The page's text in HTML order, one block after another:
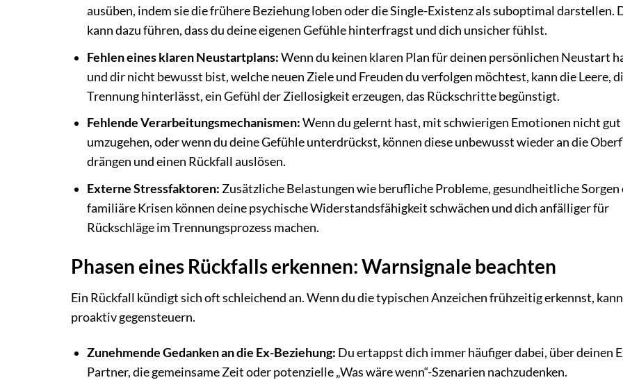
ausüben, indem sie die frühere Beziehung loben oder die Single-Existenz als suboptimal darstellen.
kann dazu führen, dass du deine eigenen Gefühle hinterfragst und dich unsicher fühlst.
Fehlen eines klaren Neustartplans:Wenn du keinen klaren Plan für deinen persönlichen Neustart
und dir nicht bewusst bist, welche neuen Ziele und Freuden du verfolgen möchtest, kann die Leere,
Trennung hinterlässt, ein Gefühl der Ziellosigkeit erzeugen, das Rückschritte begünstigt.
Fehlende Verarbeitungsmechanismen:Wenn du gelernt hast, mit schwierigen Emotionen nicht gut
umzugehen, oder wenn du deine Gefühle unterdrückst, können diese unbewusst wieder an die
drängen und einen Rückfall auslösen.
Externe Stressfaktoren: Zusätzliche Belastungen wie berufliche Probleme, gesundheitliche Sorgen
familiäre Krisen können deine psychische Widerstandsfähigkeit schwächen und dich anfälliger für
Rückschläge im Trennungsprozess machen.
Phasen eines Rückfalls erkennen: Warnsignale beachten
Ein Rückfall kündigt sich oft schleichend an. Wenn du die typischen Anzeichen frühzeitig erkennst,
proaktiv gegensteuern.
Zunehmende Gedanken an die Ex-Beziehung: Du ertappst dich immer häufiger dabei, über deinen
Partner, die gemeinsame Zeit oder potenzielle „Was wäre wenn“-Szenarien nachzudenken.